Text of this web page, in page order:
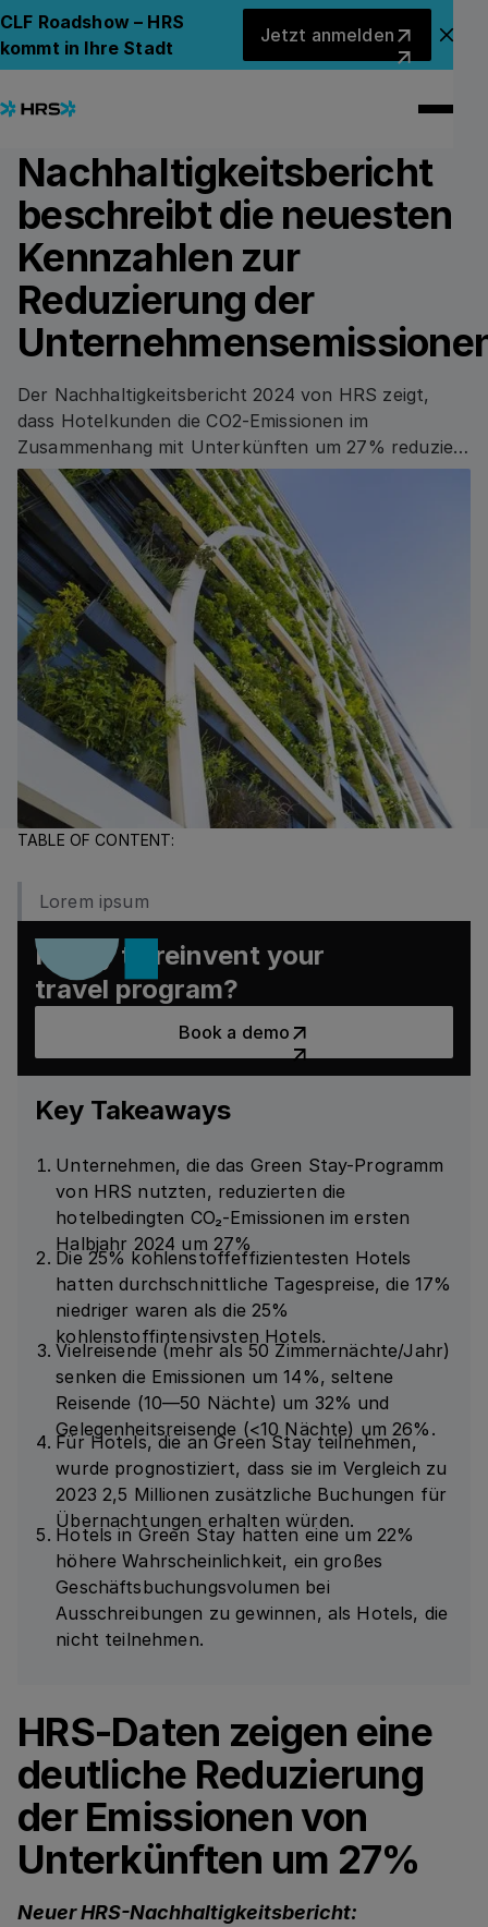
CLF Roadshow – HRS
kommt in Ihre Stadt
Jetzt anmelden
Back to News
Back to News
Der neue HRS-
Nachhaltigkeitsbericht
beschreibt die neuesten
Kennzahlen zur
Reduzierung der
Der Nachhaltigkeitsbericht 2024 von HRS zeigt,
dass Hotelkunden die CO2-Emissionen im
Zusammenhang mit Unterkünften um 27% reduziert
haben.
TABLE OF CONTENT:
Lorem ipsum
Ready to reinvent your
travel program?
Book a demo
Key Takeaways
Unternehmen, die das Green Stay-Programm
von HRS nutzten, reduzierten die
hotelbedingten CO₂-Emissionen im ersten
Halbjahr 2024 um 27%
Die 25% kohlenstoffeffizientesten Hotels
hatten durchschnittliche Tagespreise, die 17%
niedriger waren als die 25%
kohlenstoffintensivsten Hotels.
Vielreisende (mehr als 50 Zimmernächte/Jahr)
senken die Emissionen um 14%, seltene
Reisende (10—50 Nächte) um 32% und
Gelegenheitsreisende (<10 Nächte) um 26%.
Für Hotels, die an Green Stay teilnehmen,
wurde prognostiziert, dass sie im Vergleich zu
2023 2,5 Millionen zusätzliche Buchungen für
Übernachtungen erhalten würden.
Hotels in Green Stay hatten eine um 22%
höhere Wahrscheinlichkeit, ein großes
Geschäftsbuchungsvolumen bei
Ausschreibungen zu gewinnen, als Hotels, die
nicht teilnehmen.
HRS-Daten zeigen eine
deutliche Reduzierung
der Emissionen von
Unterkünften um 27%
Neuer HRS-Nachhaltigkeitsbericht: